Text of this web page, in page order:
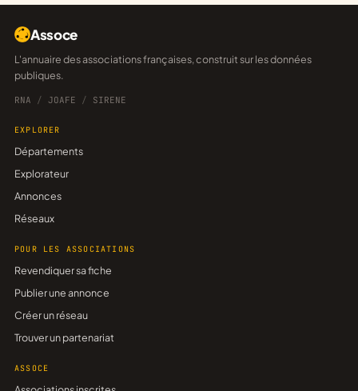
Assoce
L'annuaire des associations françaises, construit sur les données
publiques.
RNA / JOAFE / SIRENE
EXPLORER
Départements
Explorateur
Annonces
Réseaux
POUR LES ASSOCIATIONS
Revendiquer sa fiche
Publier une annonce
Créer un réseau
Trouver un partenariat
ASSOCE